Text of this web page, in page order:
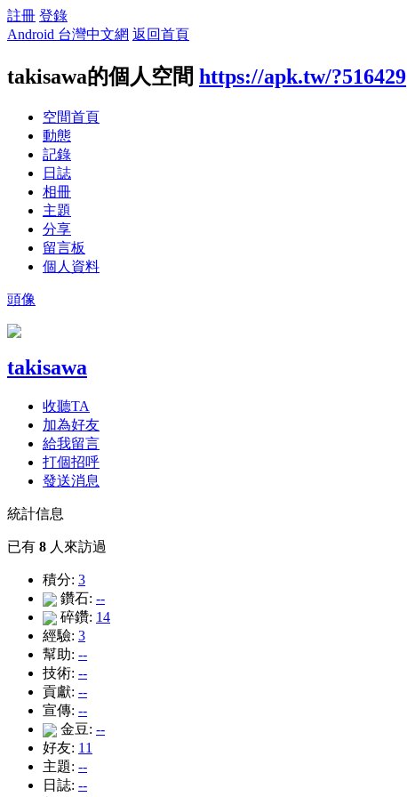
註冊 登錄
Android 台灣中文網 返回首頁
takisawa的個人空間 https://apk.tw/?516429
空間首頁
動態
記錄
日誌
相冊
主題
分享
留言板
個人資料
頭像
takisawa
收聽TA
加為好友
給我留言
打個招呼
發送消息
統計信息
已有 8 人來訪過
積分: 3
鑽石: --
碎鑽: 14
經驗: 3
幫助: --
技術: --
貢獻: --
宣傳: --
金豆: --
好友: 11
主題: --
日誌: --